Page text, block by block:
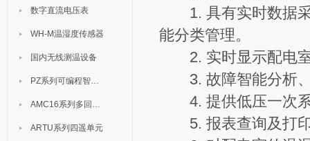
数字直流电压表
WH-M温湿度传感器
国内无线测温设备
PZ系列可编程智能表
AMC16系列多回路监控装置
ARTU系列四遥单元
1. 具有实时数据采
能分类管理。
2. 实时显示配电室
3. 故障智能分析、
4. 提供低压一次系
5. 报表查询及打印